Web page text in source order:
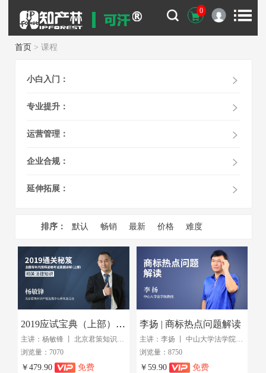
0
首页 > 课程
小白入门：
专业提升：
运营管理：
企业合规：
延伸拓展：
排序： 默认 畅销 最新 价格 难度
2019应试宝典（上部）：全国专利代理师资格考试真题讲解
主讲：杨敏锋 丨 北京君策知识产权发展中心研究室主任
浏览量：7070
￥479.90 免费
李扬 | 商标热点问题解读
主讲：李扬 丨 中山大学法学院教授
浏览量：8750
￥59.90 免费